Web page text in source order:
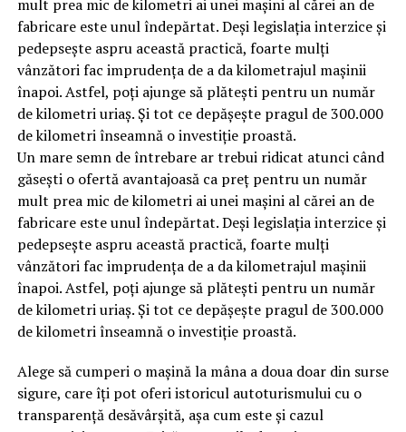
mult prea mic de kilometri ai unei mașini al cărei an de
fabricare este unul îndepărtat. Deși legislația interzice și
pedepsește aspru această practică, foarte mulți
vânzători fac imprudența de a da kilometrajul mașinii
înapoi. Astfel, poți ajunge să plătești pentru un număr
de kilometri uriaș. Și tot ce depășește pragul de 300.000
de kilometri înseamnă o investiție proastă.
Un mare semn de întrebare ar trebui ridicat atunci când
găsești o ofertă avantajoasă ca preț pentru un număr
mult prea mic de kilometri ai unei mașini al cărei an de
fabricare este unul îndepărtat. Deși legislația interzice și
pedepsește aspru această practică, foarte mulți
vânzători fac imprudența de a da kilometrajul mașinii
înapoi. Astfel, poți ajunge să plătești pentru un număr
de kilometri uriaș. Și tot ce depășește pragul de 300.000
de kilometri înseamnă o investiție proastă.
Alege să cumperi o mașină la mâna a doua doar din surse
sigure, care îți pot oferi istoricul autoturismului cu o
transparență desăvârșită, așa cum este și cazul